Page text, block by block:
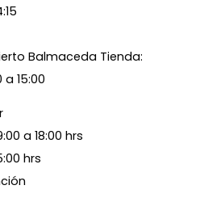
Balmaceda Tienda:
15:00
a 18:00 hrs
hrs